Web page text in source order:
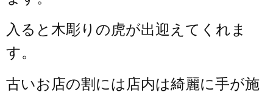
入ると木彫りの虎が出迎えてくれま
す。
古いお店の割には店内は綺麗に手が施